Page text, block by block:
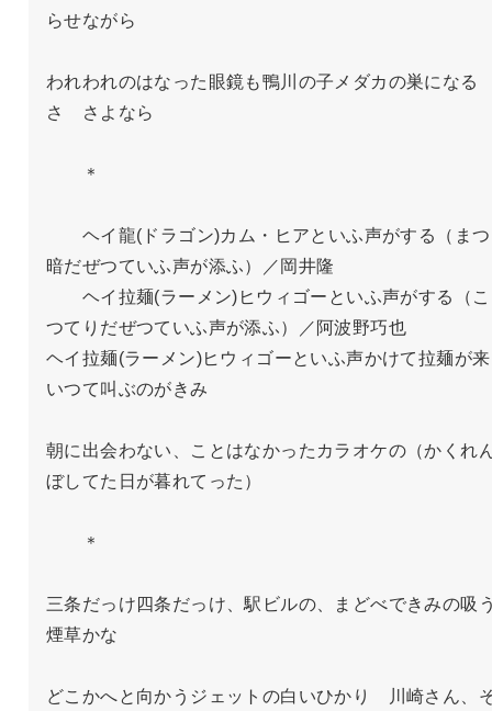
らせながら
われわれのはなった眼鏡も鴨川の子メダカの巣になる
さ　さよなら
＊
ヘイ龍(ドラゴン)カム・ヒアといふ声がする（まつ
暗だぜつていふ声が添ふ）／岡井隆
ヘイ拉麺(ラーメン)ヒウィゴーといふ声がする（こ
つてりだぜつていふ声が添ふ）／阿波野巧也
ヘイ拉麺(ラーメン)ヒウィゴーといふ声かけて拉麺が来
いつて叫ぶのがきみ
朝に出会わない、ことはなかったカラオケの（かくれ
ぼしてた日が暮れてった）
＊
三条だっけ四条だっけ、駅ビルの、まどべできみの吸
煙草かな
どこかへと向かうジェットの白いひかり　川崎さん、